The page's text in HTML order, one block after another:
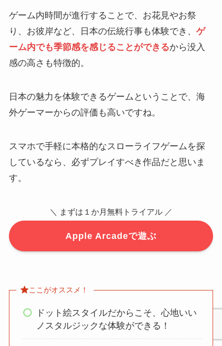
ゲーム内時間が進行することで、お花見やお祭
り、お彼岸など、日本の伝統行事も体験でき、 ゲ
ーム内でも季節感を感じることができるから没入
感の高さも特徴的。
日本の魅力を体験できるゲームということで、海
外ゲーマーからの評価も高いですね。
スマホで手軽に本格的なスローライフゲームを探
しているなら、必ずプレイすべき作品だと思いま
す。
＼ まずは１か月無料トライアル ／
Apple Arcadeで遊ぶ
ここがオススメ！
ドット絵スタイルだからこそ、心地いい
ノスタルジックな体験ができる！